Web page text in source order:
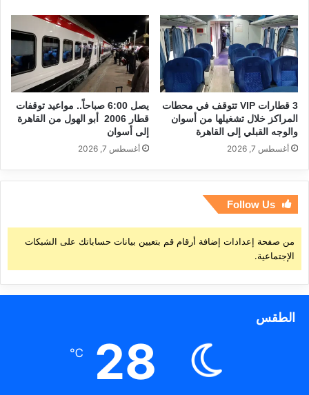
3 قطارات VIP تتوقف في محطات
المراكز خلال تشغيلها من أسوان
والوجه القبلي إلى القاهرة
أغسطس 7, 2026
يصل 6:00 صباحاً.. مواعيد توقفات
قطار 2006 أبو الهول من القاهرة
إلى أسوان
أغسطس 7, 2026
Follow Us
من صفحة إعدادات إضافة أرقام قم بتعيين بيانات حساباتك على الشبكات
الإجتماعية.
الطقس
28
℃